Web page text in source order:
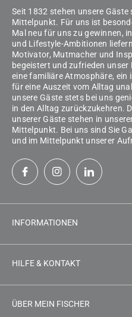
Seit 1832 stehen unsere
Mittelpunkt. Für uns ist
Mal neu für uns zu gewinnen,
und Lifestyle-Ambitionen
Motivator, Mutmacher und
begeistert und zufrieden
eine familiäre Atmosphäre, ein
für eine Auszeit vom Alltag
unsere Gäste stets bei uns
in den Alltag zurückzukehren.
unserer Gäste stehen in
Mittelpunkt. Bei uns sind Sie
und im Mittelpunkt unserer
INFORMATIONEN
Datenschutzerklärung
HILFE & KONTAKT
Gästeservice
ÜBER MEIN FISCHER